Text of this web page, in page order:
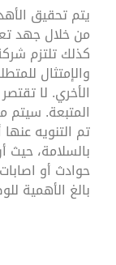
يتم تحقيق
من خلال جهد
كذلك تلتزم
والإمتثال
الأخري. لا
المتبعة. سيتم
تم التنويه
بالسلامة، حيث
حوادث أو
بالغ الأهمية